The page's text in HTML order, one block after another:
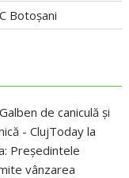
Botoșani
de caniculă și
- ClujToday la
Președintele
vânzarea